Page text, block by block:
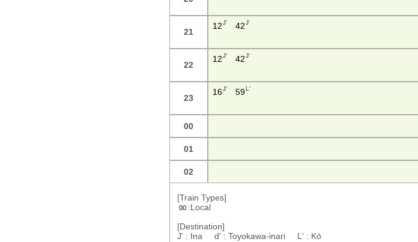
21
12J' 42J'
22
12J' 42J'
23
16J' 59L'
00
01
02
[Train Types]
00 :Local
[Destination]
J' : Ina d' : Toyokawa-inari L' : Kō